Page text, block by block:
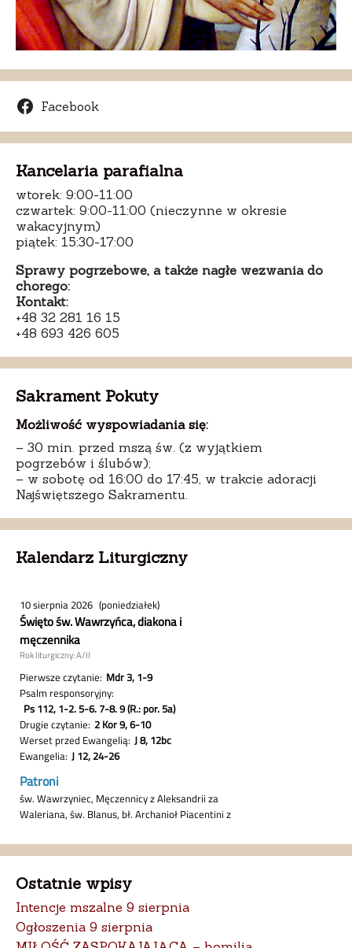
Facebook
Kancelaria parafialna
wtorek: 9:00-11:00
czwartek: 9:00-11:00 (nieczynne w okresie
wakacyjnym)
piątek: 15:30-17:00
Sprawy pogrzebowe, a także nagłe wezwania do
chorego:
Kontakt:
+48 32 281 16 15
+48 693 426 605
Sakrament Pokuty
Możliwość wyspowiadania się:
– 30 min. przed mszą św. (z wyjątkiem
pogrzebów i ślubów);
– w sobotę od 16:00 do 17:45, w trakcie adoracji
Najświętszego Sakramentu.
Kalendarz Liturgiczny
Ostatnie wpisy
Intencje mszalne 9 sierpnia
Ogłoszenia 9 sierpnia